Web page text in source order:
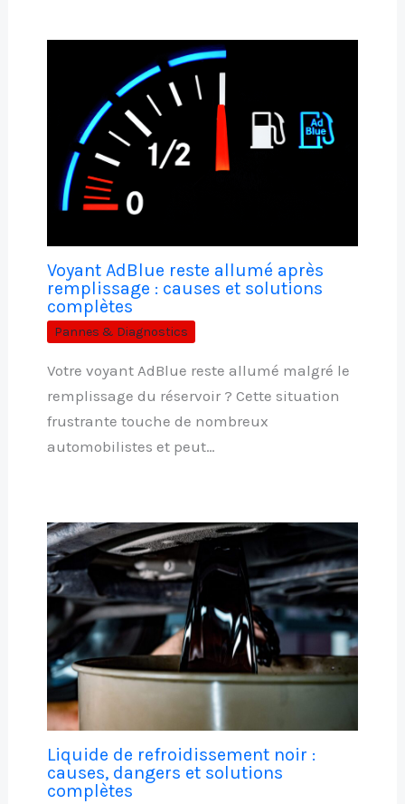
Voyant AdBlue reste allumé après
remplissage : causes et solutions
complètes
Pannes & Diagnostics
Votre voyant AdBlue reste allumé malgré le
remplissage du réservoir ? Cette situation
frustrante touche de nombreux
automobilistes et peut…
Liquide de refroidissement noir :
causes, dangers et solutions
complètes